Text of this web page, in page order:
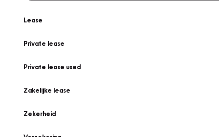
Lease
Private lease
Private lease used
Zakelijke lease
Zekerheid